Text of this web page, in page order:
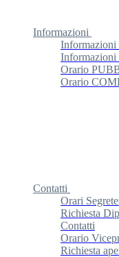
Informazioni
Informazioni
Informazioni
Orario
Orario
Contatti
Orari
Richiesta
Contatti
Orario
Richiesta